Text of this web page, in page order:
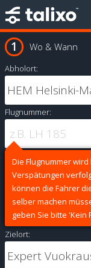
Wo & Wann
Abholort:
Flugnummer:
Die Flugnummer
Verspätungen
können die Fahrer
selber machen
geben Sie bitte 'Kein
Zielort: